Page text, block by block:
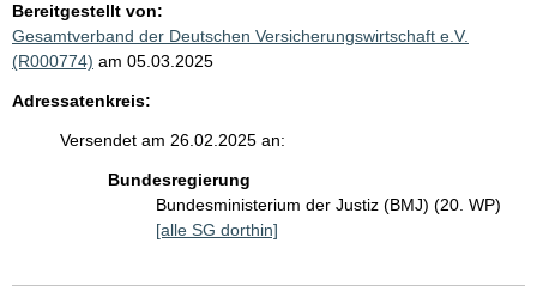
Bereitgestellt von:
Gesamtverband der Deutschen Versicherungswirtschaft e.V.
(R000774) am 05.03.2025
Adressatenkreis:
Versendet am 26.02.2025 an:
Bundesregierung
Bundesministerium der Justiz (BMJ) (20. WP)
[alle SG dorthin]